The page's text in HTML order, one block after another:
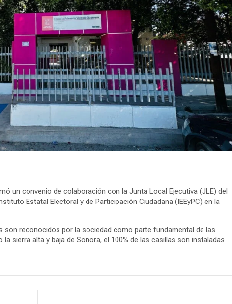
un convenio de colaboración con la Junta Local Ejecutiva (JLE) del
Estatal Electoral y de Participación Ciudadana (IEEyPC) en la
reconocidos por la sociedad como parte fundamental de las
sierra alta y baja de Sonora, el 100% de las casillas son instaladas